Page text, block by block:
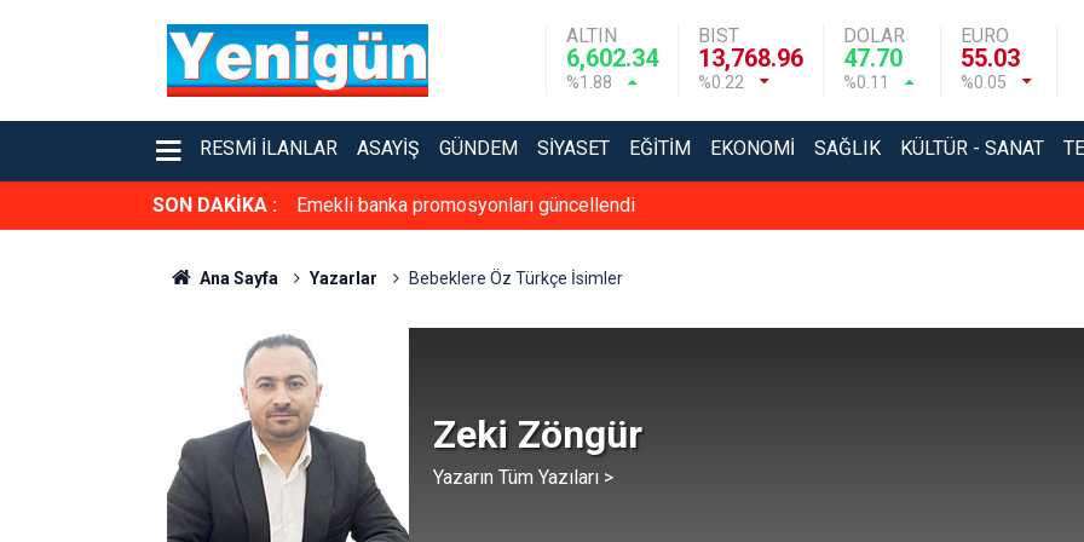
ALTIN
6,602.34
%1.88
BIST
13,768.96
%0.22
DOLAR
47.70
%0.11
EURO
55.03
%0.05
RESMI İLANLAR ASAYIŞ GÜNDEM SIYASET EĞITIM EKONOMI SAĞLIK KÜLTÜR - SANAT
SON DAKİKA : Emekli banka promosyonları güncellendi
Ana Sayfa Yazarlar Bebeklere Öz Türkçe İsimler
Zeki Zöngür
Yazarın Tüm Yazıları >